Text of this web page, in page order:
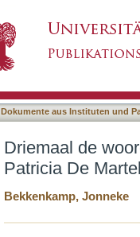
Dokumente aus Instituten und
Driemaal de
Patricia De
Bekkenkamp, Jonneke